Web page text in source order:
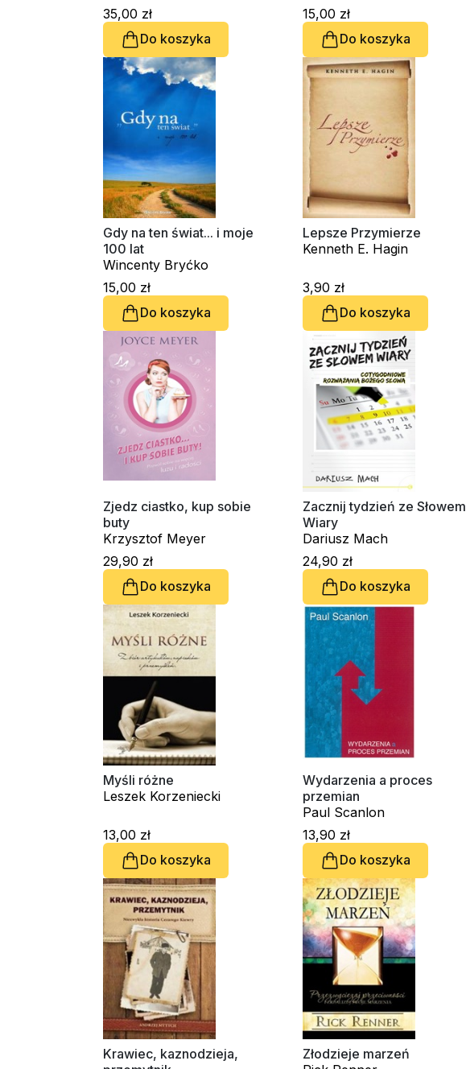
35,00 zł
Do koszyka
15,00 zł
Do koszyka
Gdy na ten świat... i moje
100 lat
Wincenty Bryćko
15,00 zł
Do koszyka
Lepsze Przymierze
Kenneth E. Hagin
3,90 zł
Do koszyka
Zjedz ciastko, kup sobie
buty
Krzysztof Meyer
29,90 zł
Do koszyka
Zacznij tydzień ze Słowem
Wiary
Dariusz Mach
24,90 zł
Do koszyka
Myśli różne
Leszek Korzeniecki
13,00 zł
Do koszyka
Wydarzenia a proces
przemian
Paul Scanlon
13,90 zł
Do koszyka
Krawiec, kaznodzieja,
Złodzieje marzeń